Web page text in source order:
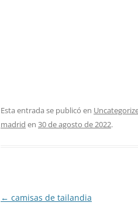
Esta entrada se publicó en
madrid en 30 de agosto de 2022.
Navegación
← camisas de tailandia